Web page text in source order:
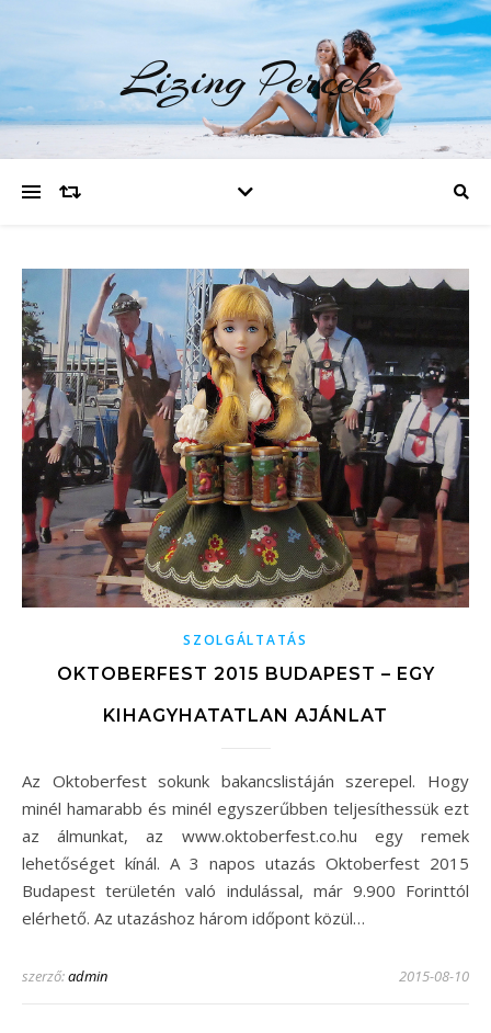
Lizing Percek
SZOLGÁLTATÁS
OKTOBERFEST 2015 BUDAPEST – EGY
KIHAGYHATATLAN AJÁNLAT
Az Oktoberfest sokunk bakancslistáján szerepel. Hogy
minél hamarabb és minél egyszerűbben teljesíthessük ezt
az álmunkat, az www.oktoberfest.co.hu egy remek
lehetőséget kínál. A 3 napos utazás Oktoberfest 2015
Budapest területén való indulással, már 9.900 Forinttól
elérhető. Az utazáshoz három időpont közül…
szerző:admin 2015-08-10